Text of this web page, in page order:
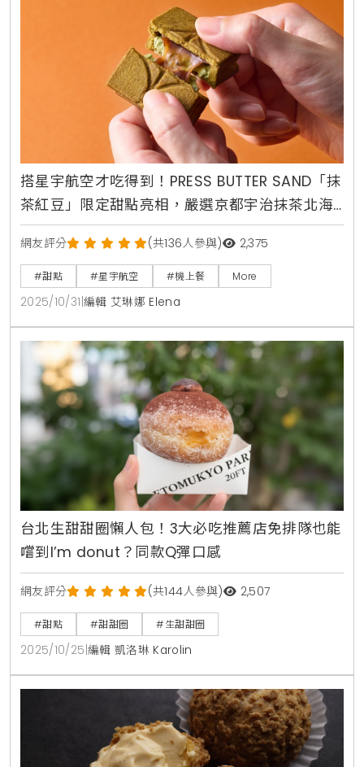
搭星宇航空才吃得到！PRESS BUTTER SAND「抹
茶紅豆」限定甜點亮相，嚴選京都宇治抹茶北海
道紅豆，東京大阪返台航線獨家供應
網友評分 (共136人參與) 2,375
#甜點 #星宇航空 #機上餐 More
2025/10/31 編輯 艾琳娜 Elena
台北生甜甜圈懶人包！3大必吃推薦店免排隊也能
嚐到I’m donut？同款Q彈口感
網友評分 (共144人參與) 2,507
#甜點 #甜甜圈 #生甜甜圈
2025/10/25 編輯 凱洛琳 Karolin